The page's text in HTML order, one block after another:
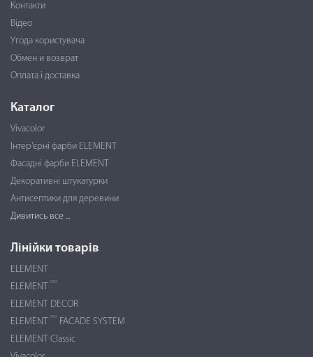
Контакти
Відео
Угода користувача
Обмен и возврат
Оплата і доставка
Каталог
Vivacolor
Інтер'єрні фарби ELEMENT
Фасадні фарби ELEMENT
Декоративні штукатурки
Антисептики для деревини
Дивитись все ...
Лінійки товарів
ELEMENT
ELEMENT
PRO
ELEMENT DECOR
ELEMENT
PRO
FACADE SYSTEM
ELEMENT Classic